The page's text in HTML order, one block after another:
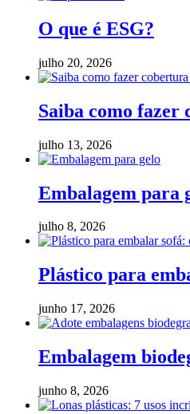
O que é ESG?
julho 20, 2026
Saiba como fazer
julho 13, 2026
Embalagem para
julho 8, 2026
Plástico para
junho 17, 2026
Embalagem
junho 8, 2026